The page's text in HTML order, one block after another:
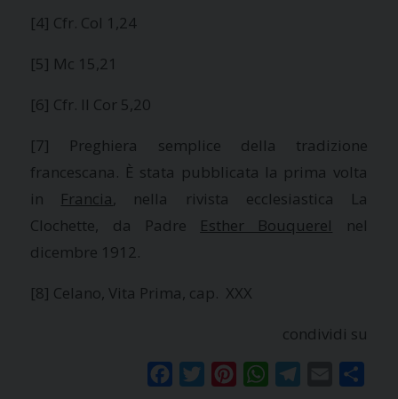
[4] Cfr. Col 1,24
[5] Mc 15,21
[6] Cfr. II Cor 5,20
[7] Preghiera semplice della tradizione
francescana. È stata pubblicata la prima volta
in Francia, nella rivista ecclesiastica
La
Clochette, da Padre Esther Bouquerel
nel
dicembre 1912.
[8] Celano, Vita Prima, cap. XXX
condividi su
FacebookTwitterPinterestWhatsAppTelegram
Email